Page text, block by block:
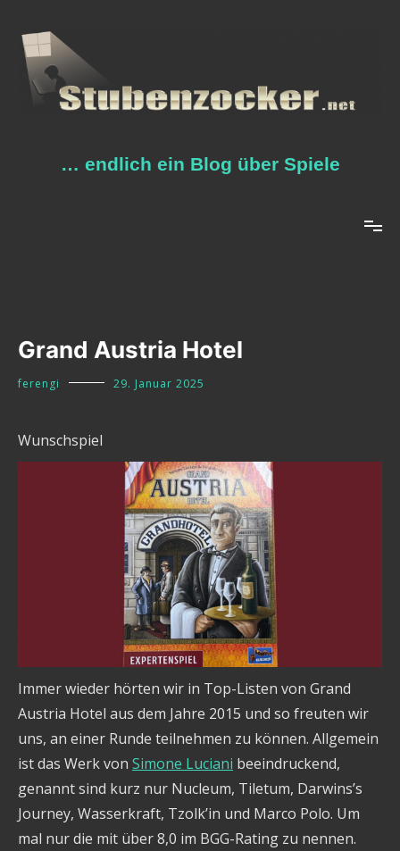
Inhalt
springen
… endlich ein Blog über Spiele
Grand Austria Hotel
ferengi 29. Januar 2025
Wunschspiel
Immer wieder hörten wir in Top-Listen von Grand
Austria Hotel aus dem Jahre 2015 und so freuten wir
uns, an einer Runde teilnehmen zu können. Allgemein
ist das Werk von Simone Luciani beeindruckend,
genannt sind kurz nur Nucleum, Tiletum, Darwins’s
Journey, Wasserkraft, Tzolk’in und Marco Polo. Um
mal nur die mit über 8,0 im BGG-Rating zu nennen.